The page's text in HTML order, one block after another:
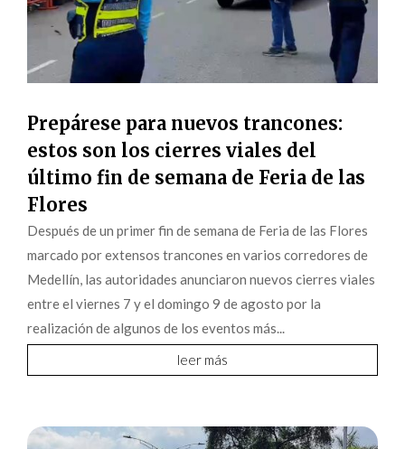
Prepárese para nuevos trancones:
estos son los cierres viales del
último fin de semana de Feria de las
Flores
Después de un primer fin de semana de Feria de las Flores
marcado por extensos trancones en varios corredores de
Medellín, las autoridades anunciaron nuevos cierres viales
entre el viernes 7 y el domingo 9 de agosto por la
realización de algunos de los eventos más...
leer más